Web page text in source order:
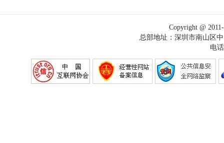
Copyright @
总部地址：深圳市南山区
电